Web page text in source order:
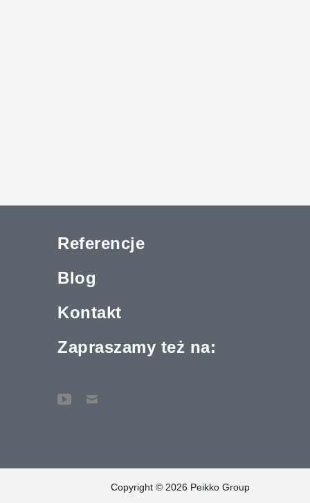
Referencje
Blog
Kontakt
Zapraszamy też na:
Copyright © 2026 Peikko Group